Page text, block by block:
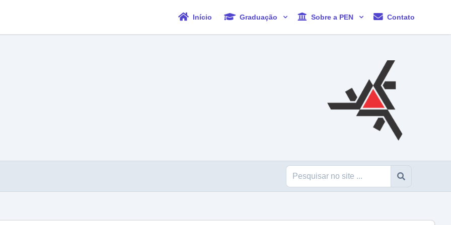
Início Graduação Sobre a PEN Contato